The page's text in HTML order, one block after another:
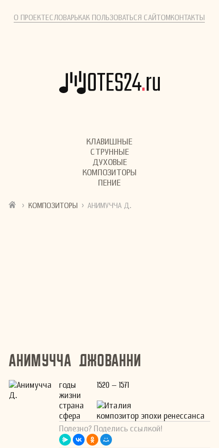
О ПРОЕКТЕСЛОВАРЬКАК ПОЛЬЗОВАТЬСЯ САЙТОМКОНТАКТЫ
КЛАВИШНЫЕ
СТРУННЫЕ
ДУХОВЫЕ
КОМПОЗИТОРЫ
ПЕНИЕ
› КОМПОЗИТОРЫ › АНИМУЧЧА Д.
Анимучча Джованни
годы
жизни
1520 – 1571
страна
Италия
сфера
композитор эпохи ренессанса
Полезно? Поделись ссылкой!